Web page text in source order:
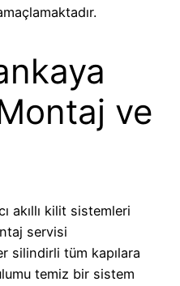
ve
akıllı kilit sistemleri
servisi
silindirli tüm kapılara
temiz bir sistem